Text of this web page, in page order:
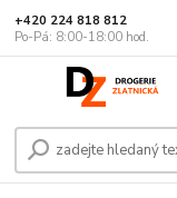
+420 224 818 812
Po-Pá: 8:00-18:00 hod.